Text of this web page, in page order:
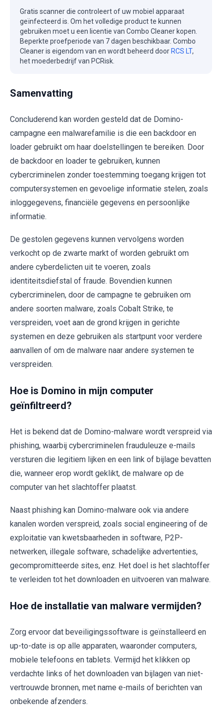
Gratis scanner die controleert of uw mobiel apparaat
geïnfecteerd is. Om het volledige product te kunnen
gebruiken moet u een licentie van Combo Cleaner kopen.
Beperkte proefperiode van 7 dagen beschikbaar. Combo
Cleaner is eigendom van en wordt beheerd door RCS LT,
het moederbedrijf van PCRisk.
Samenvatting
Concluderend kan worden gesteld dat de Domino-
campagne een malwarefamilie is die een backdoor en
loader gebruikt om haar doelstellingen te bereiken. Door
de backdoor en loader te gebruiken, kunnen
cybercriminelen zonder toestemming toegang krijgen tot
computersystemen en gevoelige informatie stelen, zoals
inloggegevens, financiële gegevens en persoonlijke
informatie.
De gestolen gegevens kunnen vervolgens worden
verkocht op de zwarte markt of worden gebruikt om
andere cyberdelicten uit te voeren, zoals
identiteitsdiefstal of fraude. Bovendien kunnen
cybercriminelen, door de campagne te gebruiken om
andere soorten malware, zoals Cobalt Strike, te
verspreiden, voet aan de grond krijgen in gerichte
systemen en deze gebruiken als startpunt voor verdere
aanvallen of om de malware naar andere systemen te
verspreiden.
Hoe is Domino in mijn computer
geïnfiltreerd?
Het is bekend dat de Domino-malware wordt verspreid via
phishing, waarbij cybercriminelen frauduleuze e-mails
versturen die legitiem lijken en een link of bijlage bevatten
die, wanneer erop wordt geklikt, de malware op de
computer van het slachtoffer plaatst.
Naast phishing kan Domino-malware ook via andere
kanalen worden verspreid, zoals social engineering of de
exploitatie van kwetsbaarheden in software, P2P-
netwerken, illegale software, schadelijke advertenties,
gecompromitteerde sites, enz. Het doel is het slachtoffer
te verleiden tot het downloaden en uitvoeren van malware.
Hoe de installatie van malware vermijden?
Zorg ervoor dat beveiligingssoftware is geïnstalleerd en
up-to-date is op alle apparaten, waaronder computers,
mobiele telefoons en tablets. Vermijd het klikken op
verdachte links of het downloaden van bijlagen van niet-
vertrouwde bronnen, met name e-mails of berichten van
onbekende afzenders.